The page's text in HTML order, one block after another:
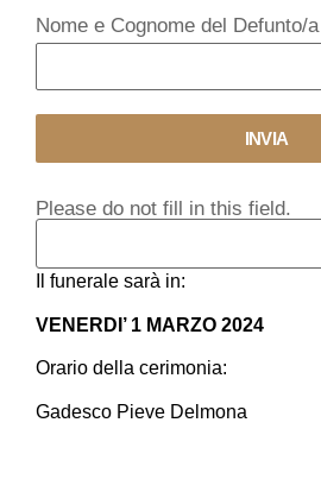
Nome e Cognome del Defunto/a
INVIA
Please do not fill in this field.
Il funerale sarà in:
VENERDI’ 1 MARZO 2024
Orario della cerimonia:
Gadesco Pieve Delmona